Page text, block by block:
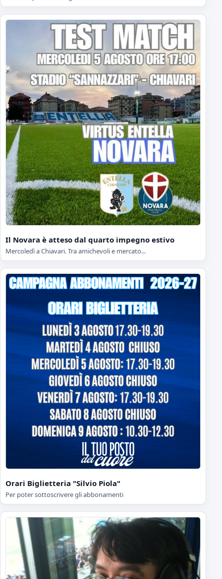
Il Novara è atteso dal quarto impegno estivo
Mercoledì a Chiavari. Tra amichevoli e mercato...
Orari Biglietteria "Silvio Piola"
Per poter sottoscrivere gli abbonamenti